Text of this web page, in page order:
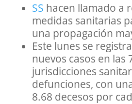
SS hacen llamado a
medidas sanitarias
una propagación
Este lunes se
nuevos casos en las
jurisdicciones
defunciones, con
8.68 decesos por